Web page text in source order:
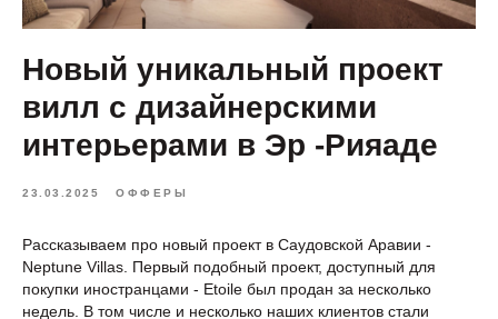
Новый уникальный проект
вилл c дизайнерскими
интерьерами в Эр -Рияаде
23.03.2025 ОФФЕРЫ
Рассказываем про новый проект в Саудовской Аравии -
Neptune Villas. Первый подобный проект, доступный для
покупки иностранцами - Etoile был продан за несколько
недель. В том числе и несколько наших клиентов стали